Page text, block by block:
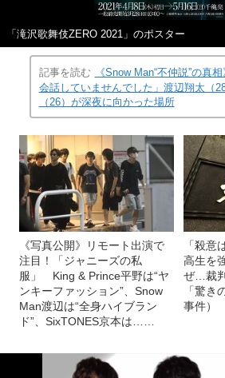
「滝沢歌舞伎ZERO 2021」のポスター
記事を読む
《Snow Man“不仲説”の真
会話していませんでした」渡辺翔太（
（26）が深夜に向かった場所
《写真公開》リモート出演で
注目！「ジャニーズの私
服」 King & Prince平野は“ヤ
ンキーファッション”、Snow
Man渡辺は“全身ハイブラン
ド”、SixTONES京本は……
「殺意
高生を
ぜ…裁
「驚き
事件）